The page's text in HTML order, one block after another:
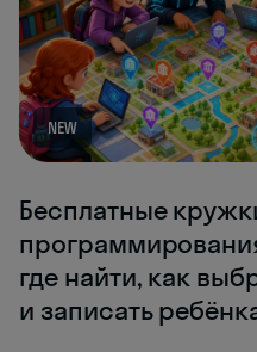
NEW
Бесплатные
где найти, как
и записать